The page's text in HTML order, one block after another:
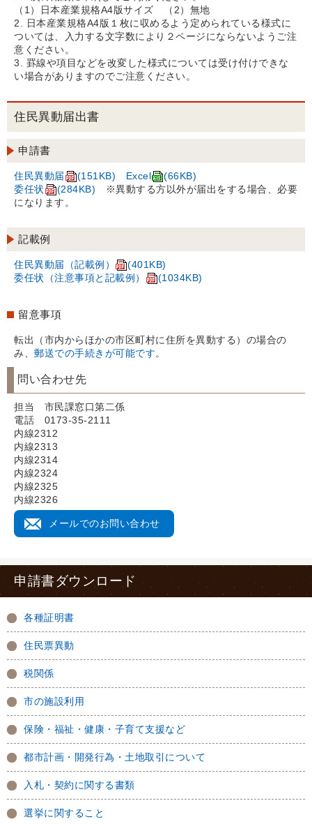
（1）日本産業規格A4版サイズ （2）無地
2. 日本産業規格A4版１枚に収めるよう定められている様式に
ついては、入力する文字数により２ページにならないようご注
意ください。
3. 罫線や項目などを改変した様式については受け付けできな
い場合がありますのでご注意ください。
住民異動届出書
申請書
住民異動届 (151KB) Excel
(66KB)
委任状
(284KB) ※異動する方以外が届出をする場合、必要
になります。
記載例
住民異動届（記載例）
(401KB)
委任状（注意事項と記載例）
(1034KB)
留意事項
転出（市内からほかの市区町村に住所を異動する）の場合の
み、 郵送での手続きが可能です。
問い合わせ先
担当 市民課窓口第二係
電話 0173-35-2111
内線2312
内線2313
内線2314
内線2324
内線2325
内線2326
メールでのお問い合わせ
申請書ダウンロード
各種証明書
住民票異動
税関係
市の施設利用
保険・福祉・健康・子育て支援など
都市計画・開発行為・土地取引について
入札・契約に関する書類
選挙に関すること